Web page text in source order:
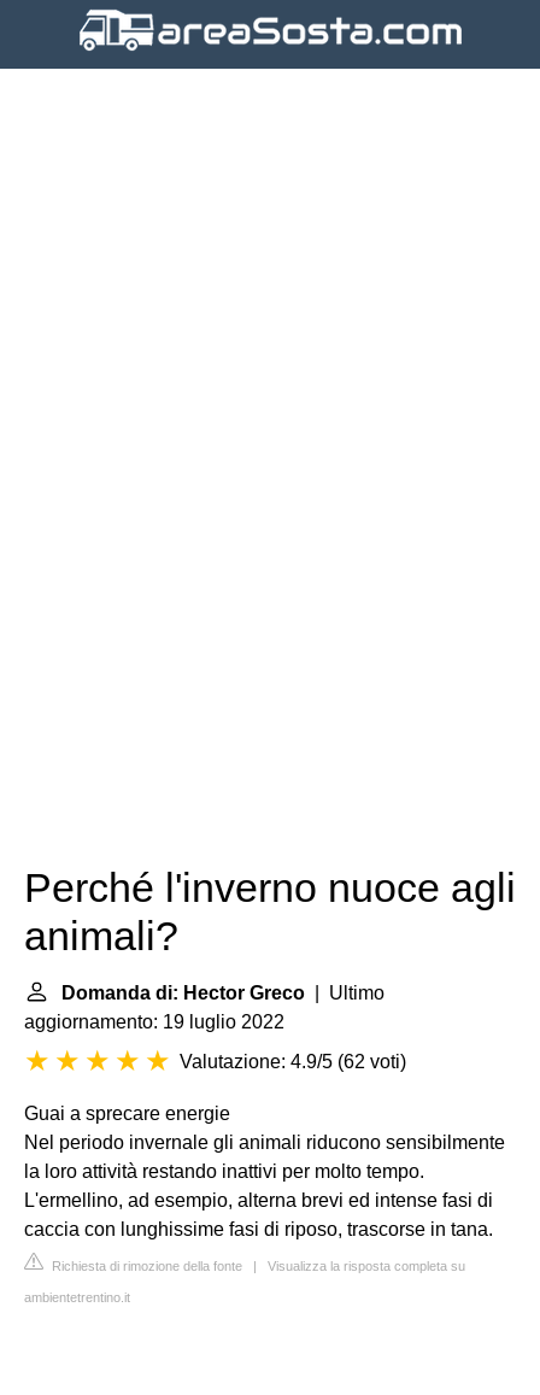
Perché l'inverno nuoce agli
animali?
Domanda di: Hector Greco | Ultimo
aggiornamento: 19 luglio 2022
Valutazione: 4.9/5 (62 voti)
Guai a sprecare energie
Nel periodo invernale gli animali riducono sensibilmente
la loro attività restando inattivi per molto tempo.
L'ermellino, ad esempio, alterna brevi ed intense fasi di
caccia con lunghissime fasi di riposo, trascorse in tana.
Richiesta di rimozione della fonte | Visualizza la risposta completa su
ambientetrentino.it